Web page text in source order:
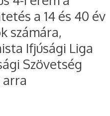
a 14 és 40 év
számára,
Ifjúsági Liga
Szövetség
arra